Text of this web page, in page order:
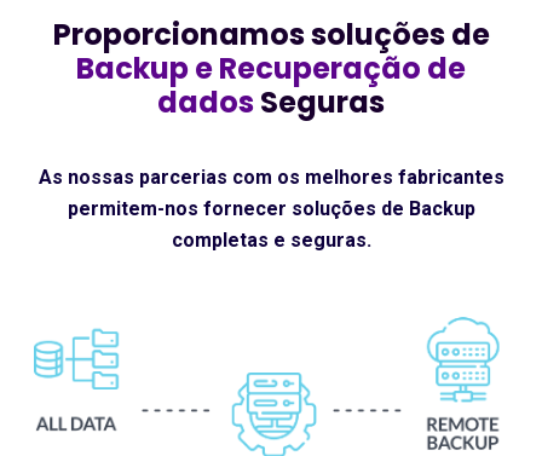
Proporcionamos soluções de
Backup e Recuperação de
dadosSeguras
As nossas parcerias com os melhores fabricantes
permitem-nos fornecer soluções de Backup
completas e seguras.